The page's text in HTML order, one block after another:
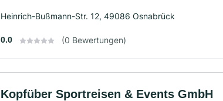
Heinrich-Bußmann-Str. 12, 49086 Osnabrück
0.0 (0 Bewertungen)
Kopfüber Sportreisen & Events GmbH